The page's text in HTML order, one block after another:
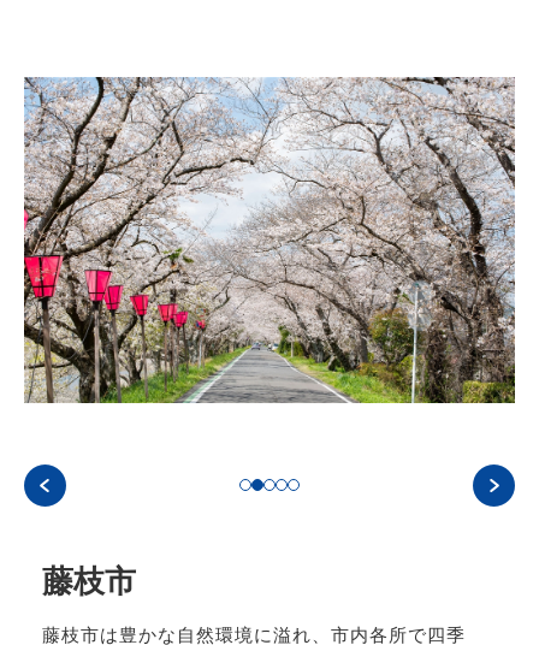
藤枝市
藤枝市は豊かな自然環境に溢れ、市内各所で四季